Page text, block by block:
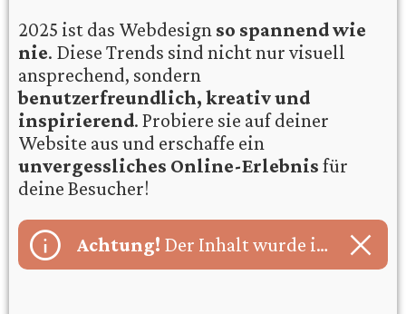
2025 ist das Webdesign so spannend wie
nie. Diese Trends sind nicht nur visuell
ansprechend, sondern
benutzerfreundlich, kreativ und
inspirierend. Probiere sie auf deiner
Website aus und erschaffe ein
unvergessliches Online-Erlebnis für
deine Besucher!
Achtung! Der Inhalt wurde im Rahmen des Projekts Künstliche Intelligenz erstellt! close